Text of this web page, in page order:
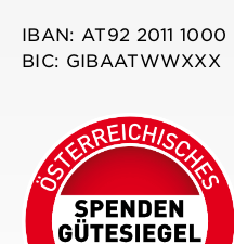
IBAN: AT92 2011
BIC: GIBAATWWXXX